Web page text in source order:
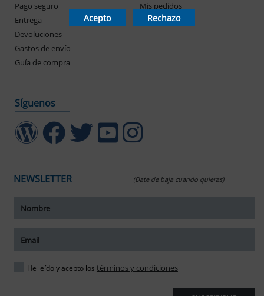
Pago seguro
Entrega
Devoluciones
Gastos de envío
Guía de compra
Mis pedidos
Síguenos
NEWSLETTER (Date de baja cuando quieras)
He leído y acepto los términos y condiciones
Acepto Rechazo
tamaño del texto
del texto
espaciado del texto